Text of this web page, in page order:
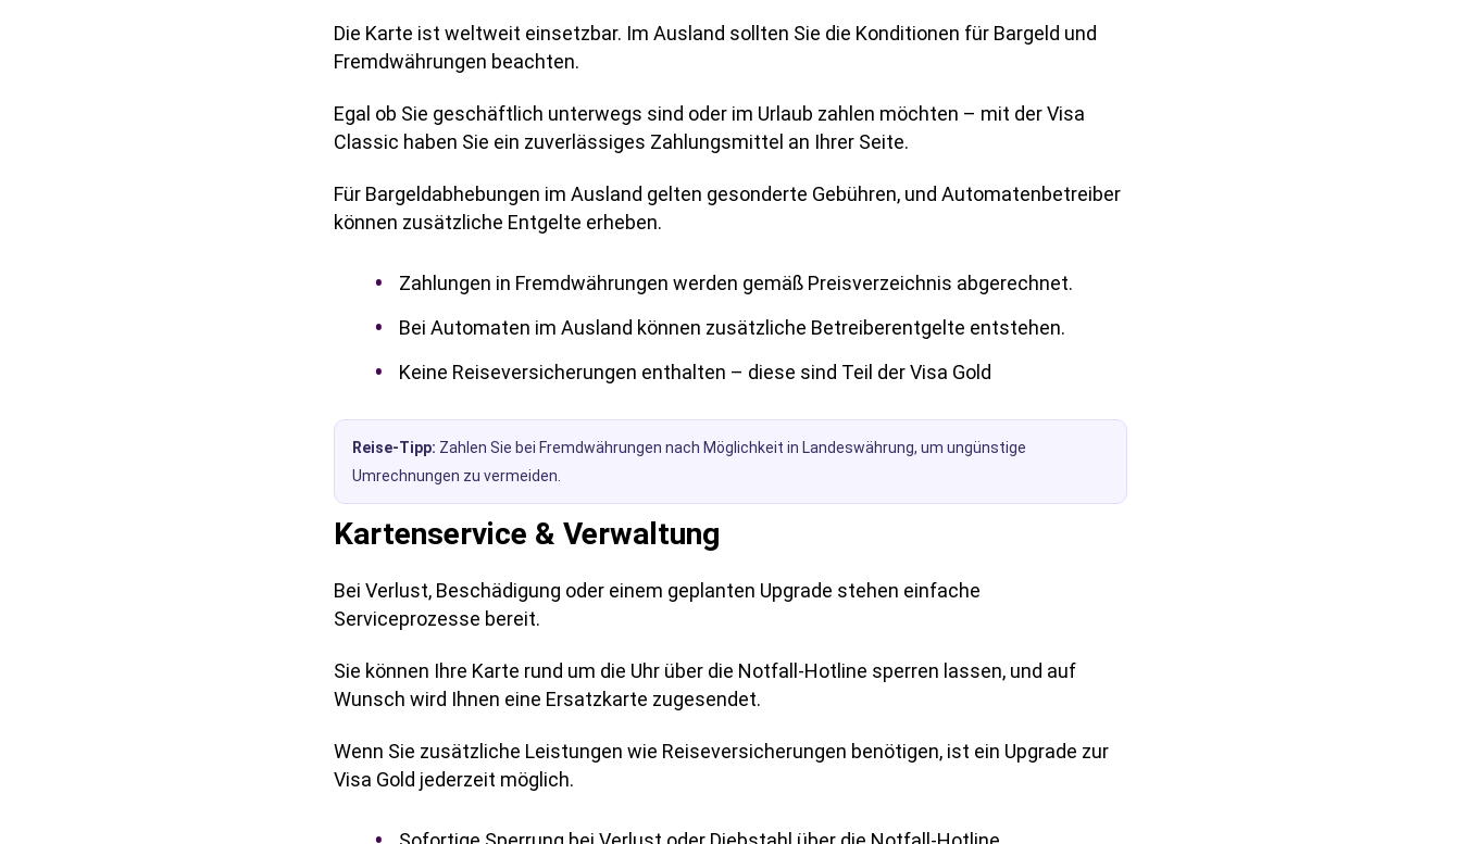
Die Karte ist weltweit einsetzbar. Im Ausland sollten Sie die Konditionen für Bargeld und
Fremdwährungen beachten.
Egal ob Sie geschäftlich unterwegs sind oder im Urlaub zahlen möchten – mit der Visa
Classic haben Sie ein zuverlässiges Zahlungsmittel an Ihrer Seite.
Für Bargeldabhebungen im Ausland gelten gesonderte Gebühren, und Automatenbetreiber
können zusätzliche Entgelte erheben.
Zahlungen in Fremdwährungen werden gemäß Preisverzeichnis abgerechnet.
Bei Automaten im Ausland können zusätzliche Betreiberentgelte entstehen.
Keine Reiseversicherungen enthalten – diese sind Teil der Visa Gold
Reise-Tipp: Zahlen Sie bei Fremdwährungen nach Möglichkeit in Landeswährung, um ungünstige
Umrechnungen zu vermeiden.
Kartenservice & Verwaltung
Bei Verlust, Beschädigung oder einem geplanten Upgrade stehen einfache
Serviceprozesse bereit.
Sie können Ihre Karte rund um die Uhr über die Notfall-Hotline sperren lassen, und auf
Wunsch wird Ihnen eine Ersatzkarte zugesendet.
Wenn Sie zusätzliche Leistungen wie Reiseversicherungen benötigen, ist ein Upgrade zur
Visa Gold jederzeit möglich.